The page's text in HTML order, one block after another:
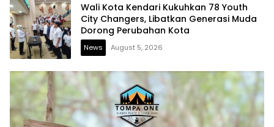
Wali Kota Kendari Kukuhkan 78 Youth
City Changers, Libatkan Generasi Muda
Dorong Perubahan Kota
News August 5, 2026